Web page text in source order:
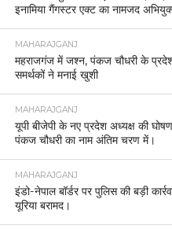
इनामिया गैंगस्टर एक्ट का नामजद
MAHARAJGANJ
महराजगंज में जश्न, पंकज चौधरी के
समर्थकों ने मनाई खुशी
MAHARAJGANJ
यूपी बीजेपी के नए प्रदेश अध्यक्ष की
पंकज चौधरी का नाम अंतिम चरण में।
MAHARAJGANJ
इंडो-नेपाल बॉर्डर पर पुलिस की बड़ी
यूरिया बरामद।